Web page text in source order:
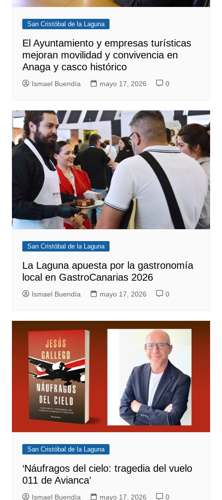
San Cristóbal de la Laguna
El Ayuntamiento y empresas turísticas
mejoran movilidad y convivencia en
Anaga y casco histórico
Ismael Buendía mayo 17, 2026 0
San Cristóbal de la Laguna
La Laguna apuesta por la gastronomía
local en GastroCanarias 2026
Ismael Buendía mayo 17, 2026 0
San Cristóbal de la Laguna
‘Náufragos del cielo: tragedia del vuelo
011 de Avianca’
Ismael Buendía mayo 17, 2026 0